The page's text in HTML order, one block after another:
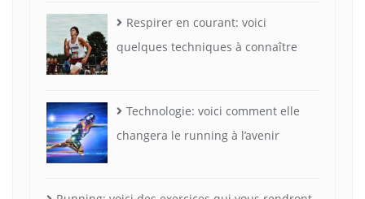
courent les joueurs de football pendant un
match ?
July 26, 2023
Respirer en courant: voici
quelques techniques à connaître
Technologie: voici comment elle
changera le running à l’avenir